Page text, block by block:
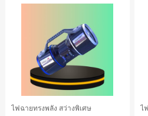
ไฟฉายทรงพลัง สว่างพิเศษ